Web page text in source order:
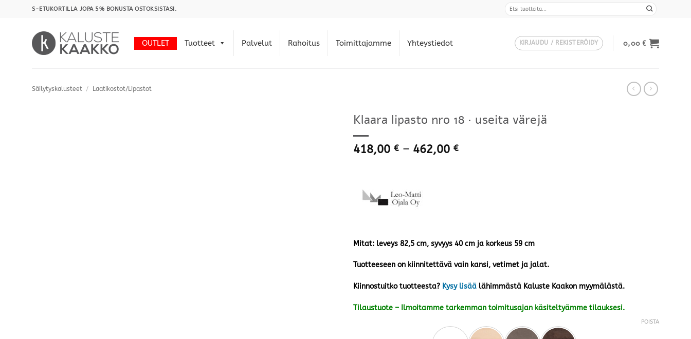
S-ETUKORTILLA JOPA 5% BONUSTA OSTOKSISTASI.
OUTLET Tuotteet Palvelut Rahoitus Toimittajamme Yhteystiedot KIRJAUDU / REKISTERÖIDY 0,00€
Säilytyskalusteet / Laatikostot/Lipastot
Klaara lipasto nro 18 · useita värejä
418,00 € – 462,00 €Hintaluokka:
Mitat: leveys 82,5 cm, syvyys 40 cm ja korkeus 59 cm
Tuotteeseen on kiinnitettävä vain kansi, vetimet ja jalat.
Kiinnostuitko tuotteesta? Kysy lisää lähimmästä Kaluste Kaakon myymälästä.
Tilaustuote – Ilmoitamme tarkemman toimitusajan käsiteltyämme tilauksesi.
POISTA